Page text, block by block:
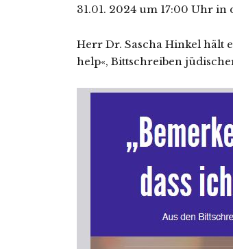
31.01. 2024 um 17:00 Uhr in
Herr Dr. Sascha Hinkel hält
help«, Bittschreiben